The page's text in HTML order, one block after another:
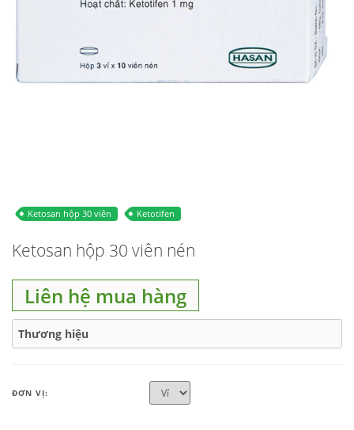
Ketosan hộp 30 viên Ketotifen
Ketosan hộp 30 viên nén
Liên hệ mua hàng
Thương hiệu
ĐƠN VỊ: